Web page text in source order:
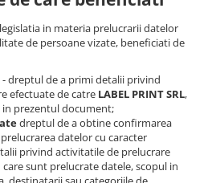
in materia prelucrarii datelor
de persoane vizate, beneficiati de
- dreptul de a primi detalii privind
efectuate de catre LABEL PRINT SRL,
prezentul document;
dreptul de a obtine confirmarea
datelor cu caracter
privind activitatile de prelucrare
sunt prelucrate datele, scopul in